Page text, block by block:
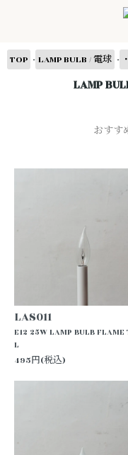
TOP - LAMP BULB / 電球 -
LAMP
おすす
LAS011
E12 25W LAMP BULB FLAME
L
495円(税込)